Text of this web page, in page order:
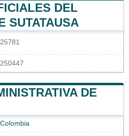
DEL
SUTATAUSA
25781
250447
DE
Colombia